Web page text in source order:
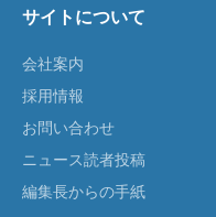
サイトについて
会社案内
採用情報
お問い合わせ
ニュース読者投稿
編集長からの手紙